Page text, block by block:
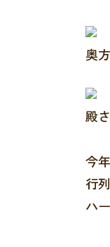
奥
殿
今
行
ハ